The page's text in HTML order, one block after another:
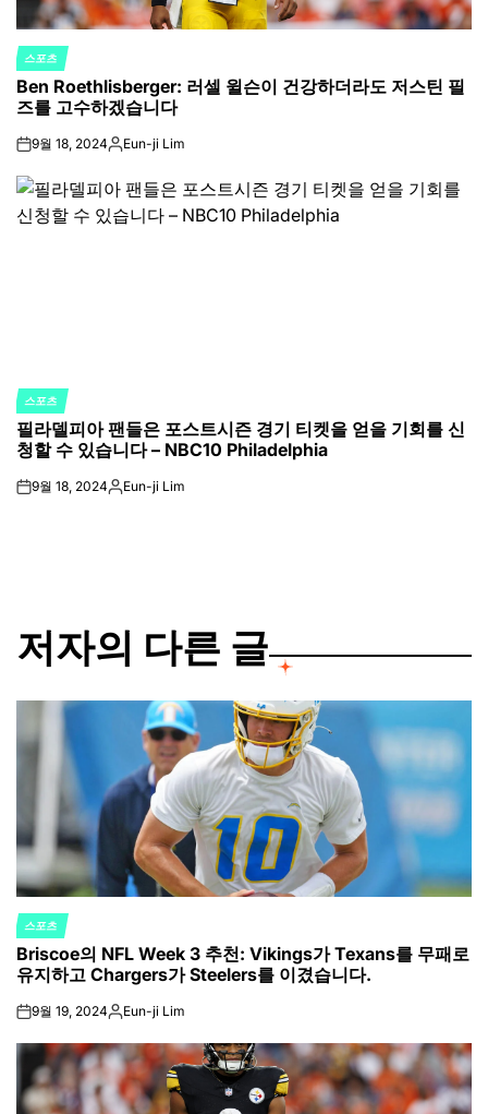
POSTED
IN
스포츠
Ben Roethlisberger: 러셀 윌슨이 건강하더라도 저스틴 필
즈를 고수하겠습니다
on9월 18, 2024Posted
Eun-ji Lim
POSTED
IN
스포츠
필라델피아 팬들은 포스트시즌 경기 티켓을 얻을 기회를 신
청할 수 있습니다 – NBC10 Philadelphia
on9월 18, 2024Posted
Eun-ji Lim
저자의 다른 글
POSTED
IN
스포츠
Briscoe의 NFL Week 3 추천: Vikings가 Texans를 무패로
유지하고 Chargers가 Steelers를 이겼습니다.
on9월 19, 2024Posted
Eun-ji Lim